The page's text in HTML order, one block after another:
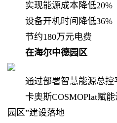
实现能源成本降低20%
设备开机时间降低36%
节约180万元电费
在海尔中德园区
通过部署智慧能源总控
卡奥斯COSMOPlat赋
园区”建设落地